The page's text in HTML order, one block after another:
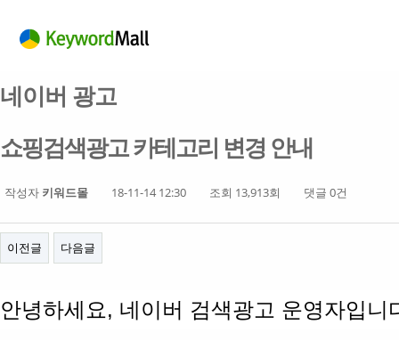
네이버 광고
쇼핑검색광고 카테고리 변경 안내
작성자 키워드몰 18-11-14 12:30 조회 13,913회 댓글 0건
이전글 다음글
안녕하세요 , 네이버 검색광고 운영자입니